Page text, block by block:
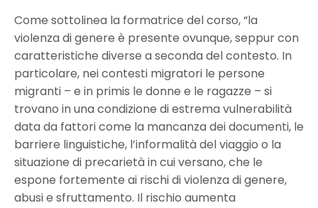
Come sottolinea la formatrice del corso, “la
violenza di genere è presente ovunque, seppur con
caratteristiche diverse a seconda del contesto. In
particolare, nei contesti migratori le persone
migranti – e in primis le donne e le ragazze – si
trovano in una condizione di estrema vulnerabilità
data da fattori come la mancanza dei documenti, le
barriere linguistiche, l’informalità del viaggio o la
situazione di precarietà in cui versano, che le
espone fortemente ai rischi di violenza di genere,
abusi e sfruttamento. Il rischio aumenta